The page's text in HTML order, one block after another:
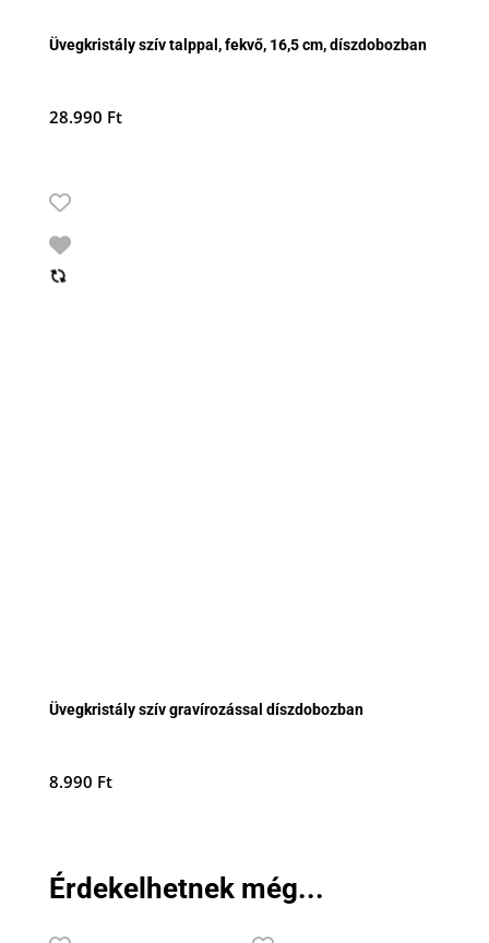
Üvegkristály szív talppal, fekvő, 16,5 cm, díszdobozban
28.990 Ft
Üvegkristály szív gravírozással díszdobozban
8.990 Ft
Érdekelhetnek még...